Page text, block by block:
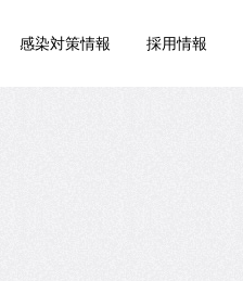
感染対策情報 採用情報